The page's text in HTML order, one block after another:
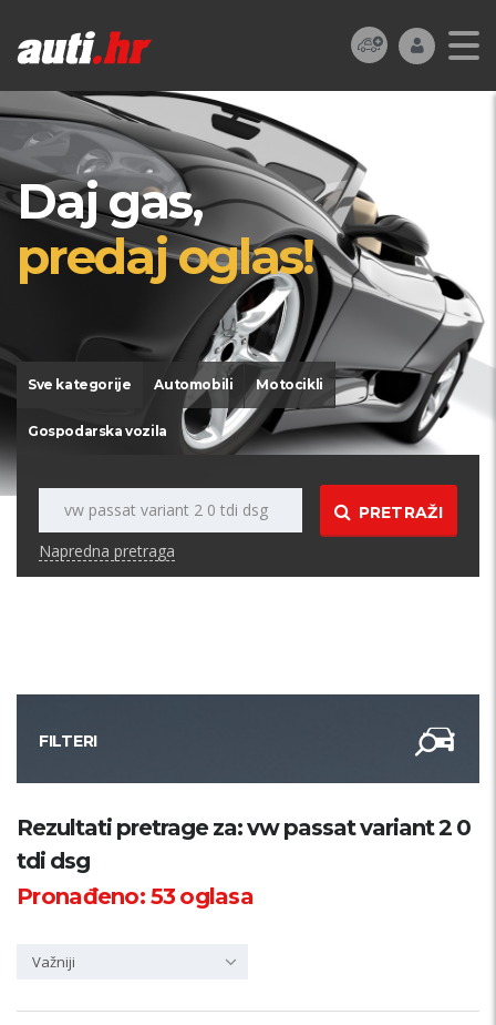
Daj gas,
predaj oglas!
Sve kategorije Automobili Motocikli
Gospodarska vozila
PRETRAŽI
Napredna pretraga
FILTERI
Kategorija
Županija
Rezultati pretrage za: vw passat variant 2 0
tdi dsg
Pronađeno:53oglasa
Važniji